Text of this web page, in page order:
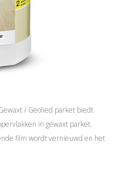
/ Geolied parket biedt
in gewaxt parket.
film wordt vernieuwd en het
Voor het beste resultaat